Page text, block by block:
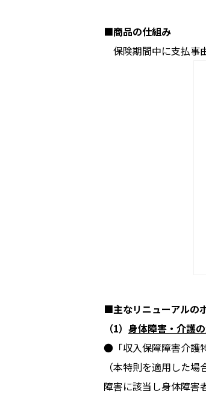
■商品の仕組み
保険期間中に支払事
■主なリニューアルの
（1） 身体障害・介護
●「収入保障障害介護
（本特則を適用した
障害に該当し身体障害